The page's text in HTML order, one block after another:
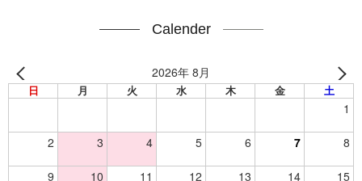
Calender
2026年 8月
日 月 火 水 木 金 土
1
2 3 4 5 6 7 8
9 10 11 12 13 14 15